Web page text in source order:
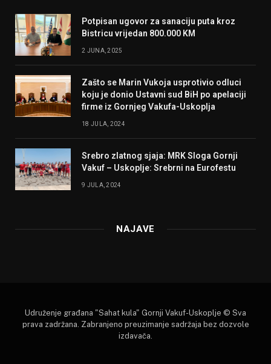
Potpisan ugovor za sanaciju puta kroz
Bistricu vrijedan 800.000 KM
2 JUNA, 2025
Zašto se Marin Vukoja usprotivio odluci
koju je donio Ustavni sud BiH po apelaciji
firme iz Gornjeg Vakufa-Uskoplja
18 JULA, 2024
Srebro zlatnog sjaja: MRK Sloga Gornji
Vakuf – Uskoplje: Srebrni na Eurofestu
9 JULA, 2024
NAJAVE
Udruženje građana "Sahat kula" Gornji Vakuf-Uskoplje © Sva
prava zadržana. Zabranjeno preuzimanje sadržaja bez dozvole
izdavača.